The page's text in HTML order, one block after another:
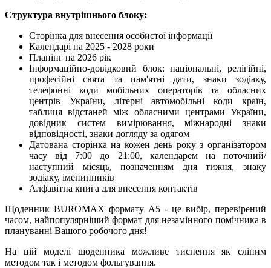
Структура внутрішнього блоку:
Сторінка для внесення особистої інформації
Календарі на 2025 - 2028 роки
Планінг на 2026 рік
Інформаційно-довідковий блок: національні, релігійні,
професійні свята та пам'ятні дати, знаки зодіаку,
телефонні коди мобільних операторів та обласних
центрів України, літерні автомобільні коди країн,
таблиця відстаней між обласними центрами України,
довідник систем вимірювання, міжнародні знаки
відповідності, знаки догляду за одягом
Датована сторінка на кожен день року з організатором
часу від 7:00 до 21:00, календарем на поточний/
наступний місяць, позначенням дня тижня, знаку
зодіаку, іменинників
Алфавітна книга для внесення контактів
Щоденник BUROMAX формату А5 - це вибір, перевірений
часом, найпопулярніший формат для незамінного помічника в
плануванні Вашого робочого дня!
На цій моделі щоденника можливе тиснення як сліпим
методом так і методом фольгування.